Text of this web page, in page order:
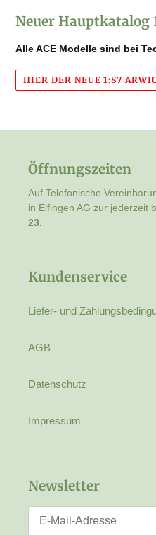
Neuer Hauptkatalog
Alle ACE Modelle sind bei
HIER DER NEUE 1:87
Öffnungszeiten
Auf Telefonische
in Elfingen AG zur jederzeit
23.
Kundenservice
Liefer- und
AGB
Datenschutz
Impressum
Newsletter